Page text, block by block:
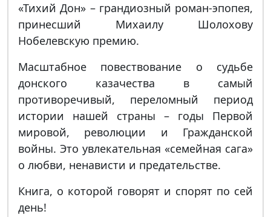
«Тихий Дон» – грандиозный роман-эпопея,
принесший Михаилу Шолохову
Нобелевскую премию.
Масштабное повествование о судьбе
донского казачества в самый
противоречивый, переломный период
истории нашей страны – годы Первой
мировой, революции и Гражданской
войны. Это увлекательная «семейная сага»
о любви, ненависти и предательстве.
Книга, о которой говорят и спорят по сей
день!